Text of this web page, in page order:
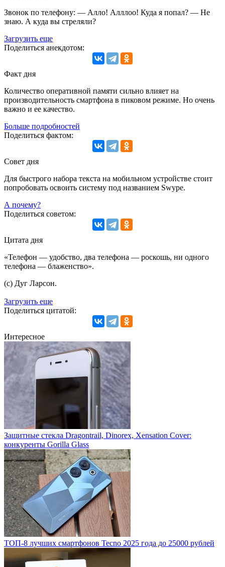
Звонок по телефону: — Алло! Алллоо! Куда я попал? — Не
знаю. А куда вы стреляли?
Загрузить еще
Поделиться анекдотом:
Факт дня
Количество оперативной памяти сильно влияет на
производительность смартфона в пиковом режиме. Но очень
важно и ее качество.
Больше подробностей
Поделиться фактом:
Совет дня
Для быстрого набора текста на мобильном устройстве стоит
попробовать освоить систему под названием Swype.
А почему?
Поделиться советом:
Цитата дня
«Телефон — удобство, два телефона — роскошь, ни одного
телефона — блаженство».
(с) Дуг Ларсон.
Загрузить еще
Поделиться цитатой:
Интересное
Защитные стекла Dragontrail, Dinorex, Xensation Cover:
конкуренты Gorilla Glass
ТОП-8 лучших смартфонов Tecno 2025 года до 25000 рублей